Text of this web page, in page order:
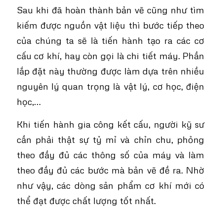
Sau khi đã hoàn thành bản vẽ cũng như tìm
kiếm được nguồn vật liệu thì bước tiếp theo
của chúng ta sẽ là tiến hành tạo ra các cơ
cấu cơ khí, hay còn gọi là chi tiết máy. Phần
lắp đặt này thường được làm dựa trên nhiều
nguyên lý quan trọng là vật lý, cơ học, điện
học,…
Khi tiến hành gia công kết cấu, người kỹ sư
cần phải thật sự tỷ mỉ và chỉn chu, phỏng
theo đầy đủ các thông số của máy và làm
theo đầy đủ các bước mà bản vẽ đề ra. Nhờ
như vậy, các dòng sản phẩm cơ khí mới có
thể đạt được chất lượng tốt nhất.